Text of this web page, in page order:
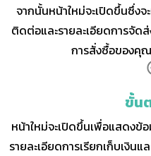
จากนั้นหน้าใหม่จะเปิดขึ้นซึ่
ติดต่อและรายละเอียดการจั
การสั่งซื้อของคุ
ขั้น
หน้าใหม่จะเปิดขึ้นเพื่อแสดง
รายละเอียดการเรียกเก็บเงิน